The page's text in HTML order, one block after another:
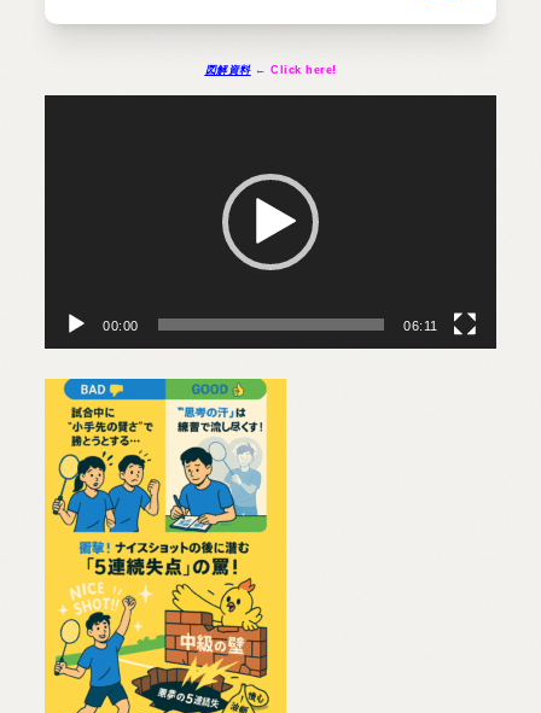
図解資料 ← Click here!
ヤ
00:00 06:11